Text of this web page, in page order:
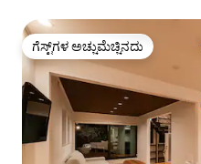
ಗೆಸ್ಟ್‌ಗಳ ಅಚ್ಚುಮೆಚ್ಚಿನದು
ಗೆಸ್ಟ್‌ಗಳ ಅಚ್ಚುಮೆಚ್ಚಿನದು